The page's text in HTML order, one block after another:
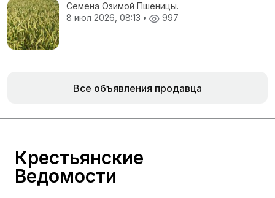
Семена Озимой Пшеницы.
8 июл 2026, 08:13 • 997
Все объявления продавца
Крестьянские
Ведомости